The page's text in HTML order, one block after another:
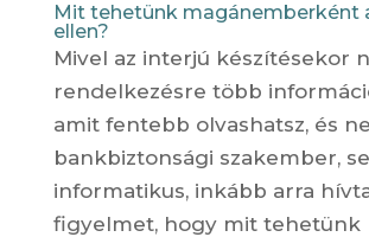
Mit tehetünk magánemberként
ellen?
Mivel az interjú készítésekor
rendelkezésre több
amit fentebb olvashatsz, és
bankbiztonsági szakember,
informatikus, inkább arra
figyelmet, hogy mit tehetünk